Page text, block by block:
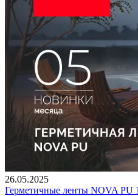
26.05.2025
Герметичные ленты NOVA PU